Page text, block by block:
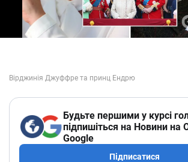
Будьте першими у курсі
підпишіться на Новини на
Google
Підписатися